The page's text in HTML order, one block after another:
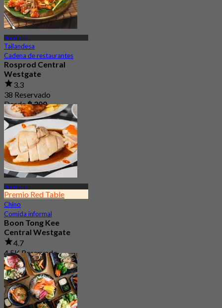
Nonthaburi
Tailandesa
Cadena de restaurantes
Rosprod Central
Westgate
3.3
38 Reservado
Desde฿ 300
Nonthaburi
Premio Red Table
Chino
Comida informal
Boon Tong Kee
Central Westgate
4.7
4.5K Reservado
Desde฿ 362.5